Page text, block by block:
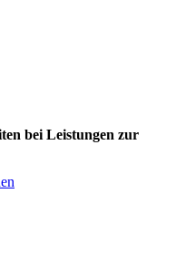
bei Leistungen zur